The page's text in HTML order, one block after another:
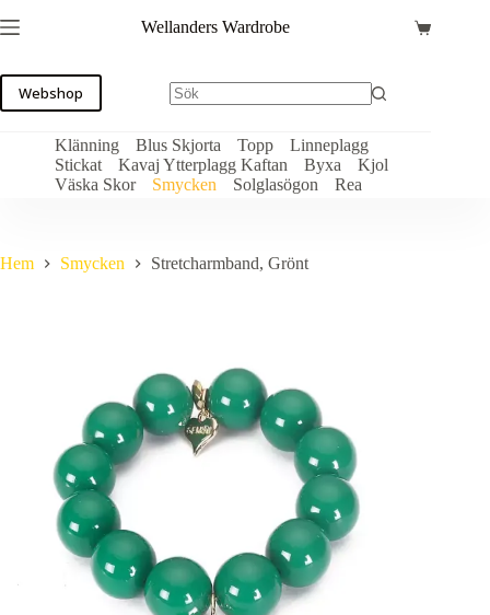
till
Wellanders Wardrobe Varukorg
Webshop
Klänning Blus Skjorta Topp
Linneplagg
Stickat
Kavaj Ytterplagg Kaftan Byxa
Kjol
Väska Skor
Smycken Solglasögon Rea
Hem Smycken Stretcharmband, Grönt